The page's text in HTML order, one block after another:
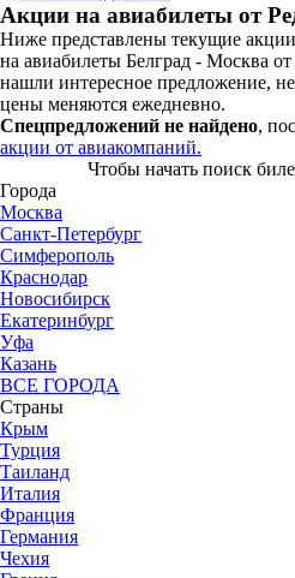
Акции на авиабилеты от
Ниже представлены текущие
на авиабилеты Белград - Москва
нашли интересное предложение,
цены меняются ежедневно.
Спецпредложений не найдено,
акции от авиакомпаний.
Чтобы начать поиск
Города
Москва
Санкт-Петербург
Симферополь
Краснодар
Новосибирск
Екатеринбург
Уфа
Казань
ВСЕ ГОРОДА
Страны
Крым
Турция
Таиланд
Италия
Франция
Германия
Чехия